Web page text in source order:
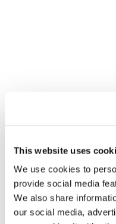
This website uses
We use cookies to
provide social media
We also share
our social media,